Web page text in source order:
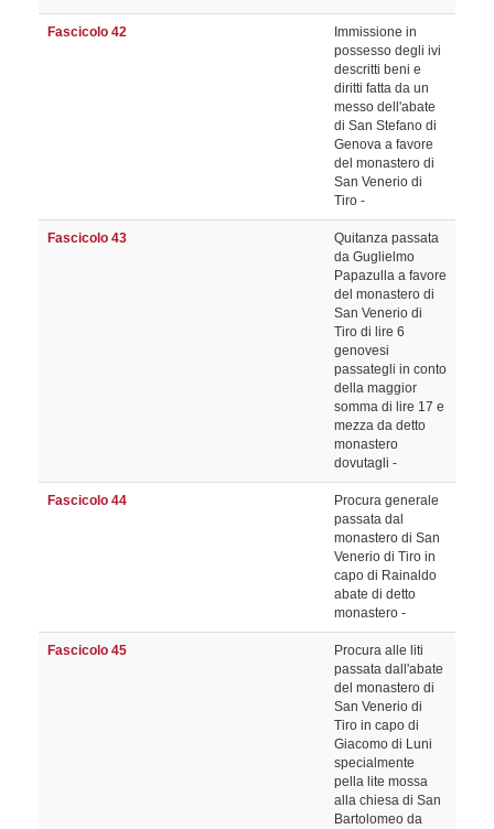
Fascicolo 42
Immissione in
possesso degli ivi
descritti beni e
diritti fatta da un
messo dell'abate
di San Stefano di
Genova a favore
del monastero di
San Venerio di
Tiro -
Fascicolo 43
Quitanza passata
da Guglielmo
Papazulla a favore
del monastero di
San Venerio di
Tiro di lire 6
genovesi
passategli in conto
della maggior
somma di lire 17 e
mezza da detto
monastero
dovutagli -
Fascicolo 44
Procura generale
passata dal
monastero di San
Venerio di Tiro in
capo di Rainaldo
abate di detto
monastero -
Fascicolo 45
Procura alle liti
passata dall'abate
del monastero di
San Venerio di
Tiro in capo di
Giacomo di Luni
specialmente
pella lite mossa
alla chiesa di San
Bartolomeo da